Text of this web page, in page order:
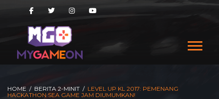
HOME / BERITA 2-MINIT / LEVEL UP KL 2017: PEMENANG
HACKATHON SEA GAME JAM DIUMUMKAN!